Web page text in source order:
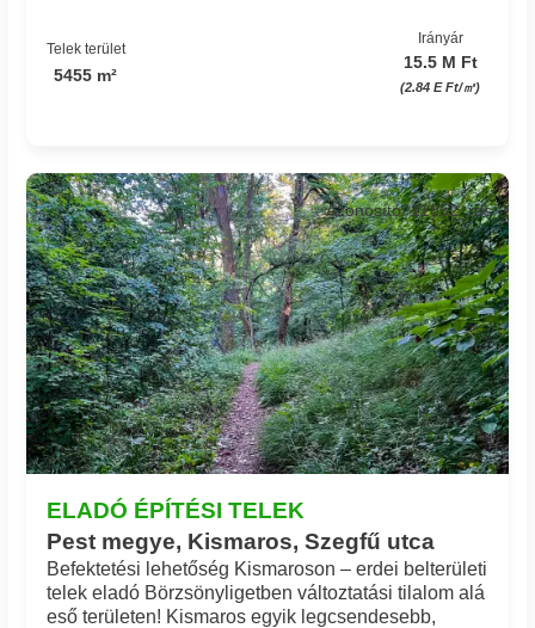
Telek terület
5455 m²
Irányár
15.5 M Ft
(2.84 E Ft/㎡)
ELADÓ ÉPÍTÉSI TELEK
Pest megye, Kismaros, Szegfű utca
Azonosító: 12852_rds
Befektetési lehetőség Kismaroson – erdei belterületi
telek eladó Börzsönyligetben változtatási tilalom alá
eső területen! Kismaros egyik legcsendesebb,